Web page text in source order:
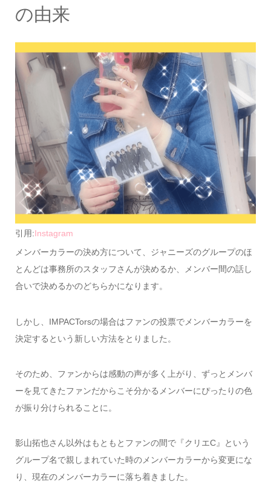
の由来
引用:Instagram
メンバーカラーの決め方について、ジャニーズのグループのほ
とんどは事務所のスタッフさんが決めるか、メンバー間の話し
合いで決めるかのどちらかになります。
しかし、IMPACTorsの場合はファンの投票でメンバーカラーを
決定するという新しい方法をとりました。
そのため、ファンからは感動の声が多く上がり、ずっとメンバ
ーを見てきたファンだからこそ分かるメンバーにぴったりの色
が振り分けられることに。
影山拓也さん以外はもともとファンの間で『クリエC』という
グループ名で親しまれていた時のメンバーカラーから変更にな
り、現在のメンバーカラーに落ち着きました。